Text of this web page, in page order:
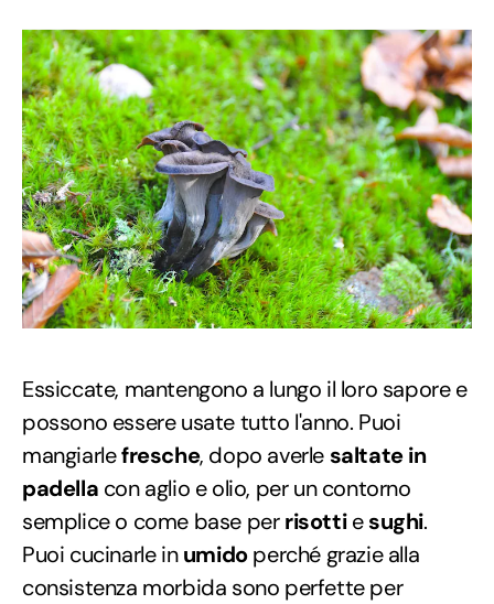
Essiccate, mantengono a lungo il loro sapore e
possono essere usate tutto l'anno. Puoi
mangiarlefresche, dopo averle saltate in
padella con aglio e olio, per un contorno
semplice o come base perrisottiesughi.
Puoi cucinarle inumidoperché grazie alla
consistenza morbida sono perfette per